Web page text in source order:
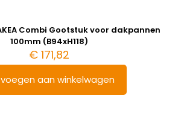
Combi Gootstuk voor dakpannen
100mm (B94xH118)
€171,82
aan winkelwagen